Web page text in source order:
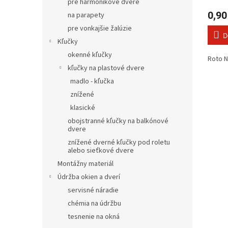
pre harmonikové dvere
na parapety
pre vonkajšie žalúzie
Kľučky
okenné kľučky
kľučky na plastové dvere
madlo - kľučka
znížené
klasické
obojstranné kľučky na balkónové
dvere
znížené dverné kľučky pod roletu
alebo sieťkové dvere
Montážny materiál
Údržba okien a dverí
servisné náradie
chémia na údržbu
tesnenie na okná
Roto